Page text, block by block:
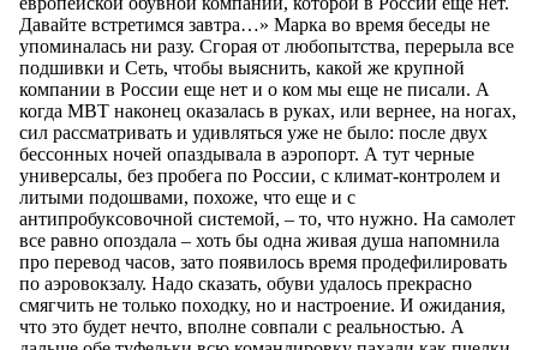
Давайте встретимся завтра…» Марка во время беседы не
упоминалась ни разу. Сгорая от любопытства, перерыла все
подшивки и Сеть, чтобы выяснить, какой же крупной
компании в России еще нет и о ком мы еще не писали. А
когда MBT наконец оказалась в руках, или вернее, на ногах,
сил рассматривать и удивляться уже не было: после двух
бессонных ночей опаздывала в аэропорт. А тут черные
универсалы, без пробега по России, с климат-контролем и
литыми подошвами, похоже, что еще и с
антипробуксовочной системой, – то, что нужно. На самолет
все равно опоздала – хоть бы одна живая душа напомнила
про перевод часов, зато появилось время продефилировать
по аэровокзалу. Надо сказать, обуви удалось прекрасно
смягчить не только походку, но и настроение. И ожидания,
что это будет нечто, вполне совпали с реальностью. А